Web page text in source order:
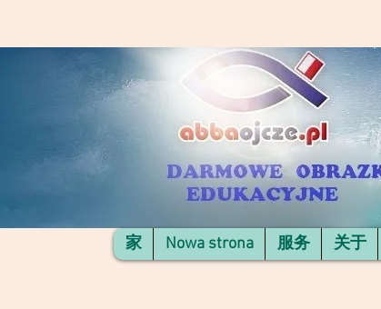
家 Nowa strona 服务 关于